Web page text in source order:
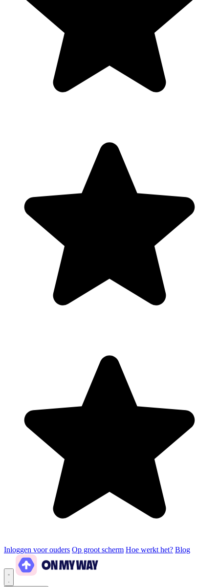
Inloggen voor ouders Op groot scherm Hoe werkt het? Blog